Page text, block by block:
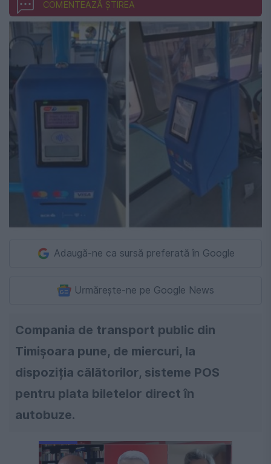
COMENTEAZĂ ȘTIREA
Adaugă-ne ca sursă preferată în Google
Urmărește-ne pe Google News
Compania de transport public din
Timișoara pune, de miercuri, la
dispoziția călătorilor, sisteme POS
pentru plata biletelor direct în
autobuze.